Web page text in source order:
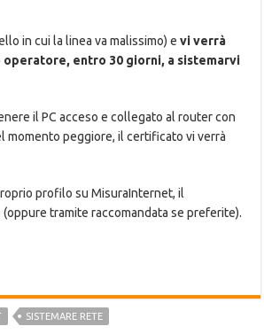
in cui la linea va malissimo) e vi verrà
entro 30 giorni, a sistemarvi
il PC acceso e collegato al router con
momento peggiore, il certificato vi verrà
profilo su MisuraInternet, il
tramite raccomandata se preferite).
SISTEMARE RETE